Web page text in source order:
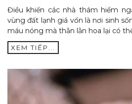
Điều khiến các nhà thám hiểm
vùng đất lạnh giá vốn là nơi sinh
máu nóng mà thằn lằn hoa lại có
XEM TIẾP...